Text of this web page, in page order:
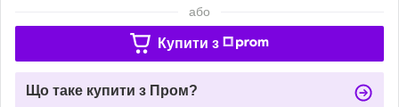
або
Купити з
Що таке купити з Пром?